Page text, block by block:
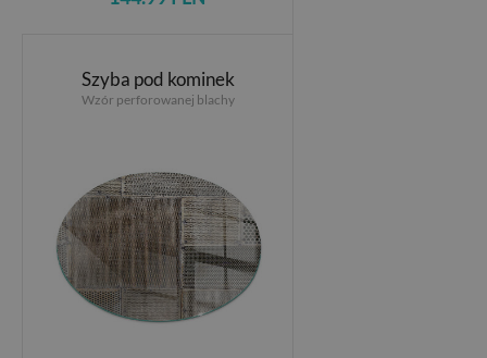
Szyba pod kominek
Wzór perforowanej blachy